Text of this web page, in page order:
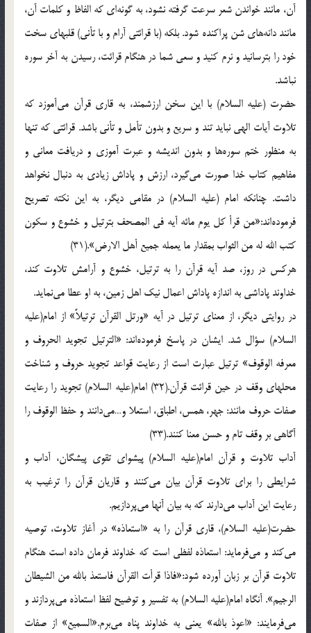
آن‌، مانند خواندن‌ شعر سرعت‌ گرفته‌ نشود، به‌ گونه‌اي‌ كه‌ الفاظ‌ و كلمات‌ آن‌،
مانند دانه‌هاي‌ شن‌ پراكنده‌ شود. بلكه‌ (با قرائتي‌ آرام‌ و با تأني‌) قلبهاي‌ سخت‌
خود را بترسانيد و نرم‌ كنيد و سعي‌ شما در هنگام‌ قرائت‌، رسيدن‌ به‌ آخر سوره‌
نباشد.
حضرت‌ (علیه السلام) با اين‌ سخن‌ ارزشمند، به‌ قاري‌ قرآن‌ مي‌آموزد كه‌
تلاوت‌ آيات‌ الهي‌ نبايد تند و سريع‌ و بدون‌ تأمل‌ و تأني‌ باشد. قرائتي‌ كه‌ تنها
به‌ منظور ختم‌ سوره‌ها و بدون‌ انديشه‌ و عبرت‌ آموزي‌ و دريافت‌ معاني‌ و
مفاهيم‌ كتاب‌ خدا صورت‌ مي‌گيرد، ارزش‌ و پاداش‌ زيادي‌ به‌ دنبال‌ نخواهد
داشت‌. چنانكه‌ امام‌ (علیه السلام) در مقامي‌ ديگر، به‌ اين‌ نكته‌ تصريح‌
فرموده‌اند:«من‌ قرأ كل‌ يوم‌ مائه‌ آيه‌ في‌ المصحف‌ بترتيل‌ و خشوع‌ و سكون‌
كتب‌ الله‌ له‌ من‌ الثواب‌ بمقدار ما يعمله‌ جميع‌ أهل‌ الارض‌».(31)
هركس‌ در روز، صد آيه‌ قرآن‌ را به‌ ترتيل‌، خشوع‌ و آرامش‌ تلاوت‌ كند،
خداوند پاداشي‌ به‌ اندازه‌ پاداش‌ اعمال‌ نيك‌ اهل‌ زمين‌، به‌ او عطا مي‌نمايد.
در روايتي‌ ديگر، از معناي‌ ترتيل‌ در آيه‌ «ورتل‌ القرآن‌ ترتيلاً» از امام‌(علیه
السلام) سؤال‌ شد. ايشان‌ در پاسخ‌ فرموده‌اند: «الترتيل‌ تجويد الحروف‌ و
معرفه‌ الوقوف‌» ترتيل‌ عبارت‌ است‌ از رعايت‌ قواعد تجويد حروف‌ و شناخت‌
محلهاي‌ وقف‌ در حين‌ قرائت‌ قرآن‌.(32) امام‌(علیه السلام) تجويد را رعايت‌
صفات‌ حروف‌ مانند: جهر، همس‌، اطباق‌، استعلا و…مي‌دانند و حفظ‌ الوقوف‌ را
آگاهي‌ بر وقف‌ تام‌ و حسن‌ معنا كنند.(33)
آداب‌ تلاوت‌ و قرآن‌ امام‌(علیه السلام) پيشواي‌ تقوي‌ پيشگان‌، آداب‌ و
شرايطي‌ را براي‌ تلاوت‌ قرآن‌ بيان‌ مي‌كنند و قاريان‌ قرآن‌ را ترغيب‌ به‌
رعايت‌ اين‌ آداب‌ مي‌دارند كه‌ به‌ بيان‌ آنها مي‌پردازيم‌.
حضرت‌(علیه السلام)، قاري‌ قرآن‌ را به‌ «استعاذه‌» در آغاز تلاوت‌، توصيه‌
مي‌كند و مي‌فرمايد: استعاذه‌ لفظي‌ است‌ كه‌ خداوند فرمان‌ داده‌ است‌ هنگام‌
تلاوت‌ قرآن‌ بر زبان‌ آورده‌ شود:«فاذا قرأت‌ القرآن‌ فاستعذ بالله‌ من‌ الشيطان‌
الرجيم‌». آنگاه‌ امام‌(علیه السلام) به‌ تفسير و توضيح‌ لفظ‌ استعاذه‌ مي‌پردازند و
مي‌فرمايند: «اعوذ بالله‌» يعني‌ به‌ خداوند پناه‌ مي‌برم‌.«السميع‌» از صفات‌